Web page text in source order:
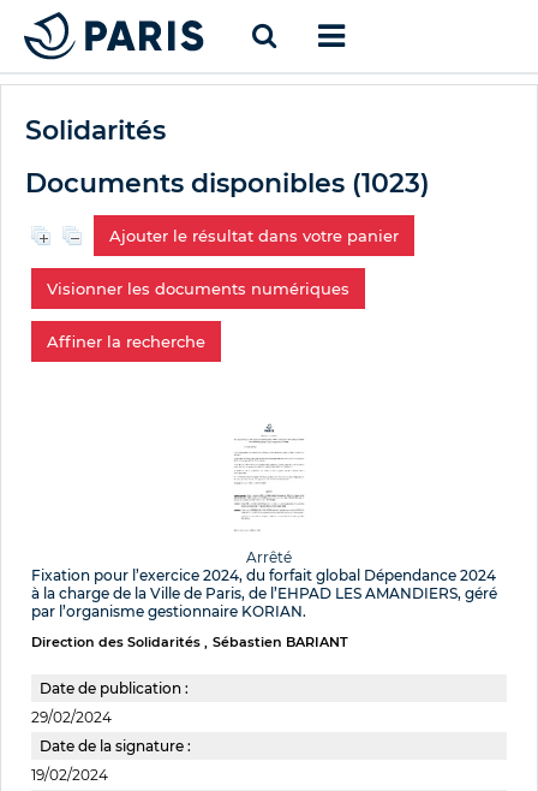
Solidarités
Documents disponibles (1023)
Ajouter le résultat dans votre panier
Visionner les documents numériques
Affiner la recherche
Arrêté
Fixation pour l’exercice 2024, du forfait global Dépendance 2024
à la charge de la Ville de Paris, de l’EHPAD LES AMANDIERS, géré
par l’organisme gestionnaire KORIAN.
Direction des Solidarités Sébastien BARIANT
Date de publication :
29/02/2024
Date de la signature :
19/02/2024